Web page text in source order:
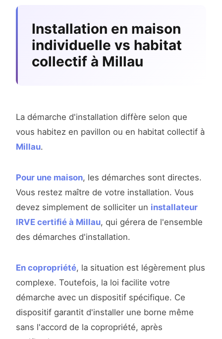
Installation en maison
individuelle vs habitat
collectif à Millau
La démarche d'installation diffère selon que
vous habitez en pavillon ou en habitat collectif à
Millau.
Pour une maison, les démarches sont directes.
Vous restez maître de votre installation. Vous
devez simplement de solliciter un installateur
IRVE certifié à Millau, qui gérera de l'ensemble
des démarches d'installation.
En copropriété, la situation est légèrement plus
complexe. Toutefois, la loi facilite votre
démarche avec un dispositif spécifique. Ce
dispositif garantit d'installer une borne même
sans l'accord de la copropriété, après